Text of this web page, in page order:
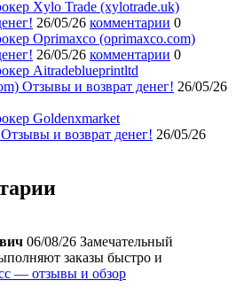
Xylo Trade (xylotrade.uk)
26/05/26 комментарии 0
Oprimaxco (oprimaxco.com)
26/05/26 комментарии 0
Aitradeblueprintltd
Отзывы и возврат денег! 26/05/26
Goldenxmarket
и возврат денег! 26/05/26
06/08/26 Замечательный
заказы быстро и
— отзывы и обзор